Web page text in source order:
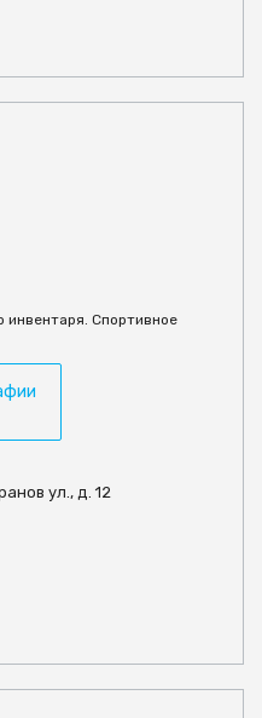
инвентаря. Спортивное
ул., д. 12